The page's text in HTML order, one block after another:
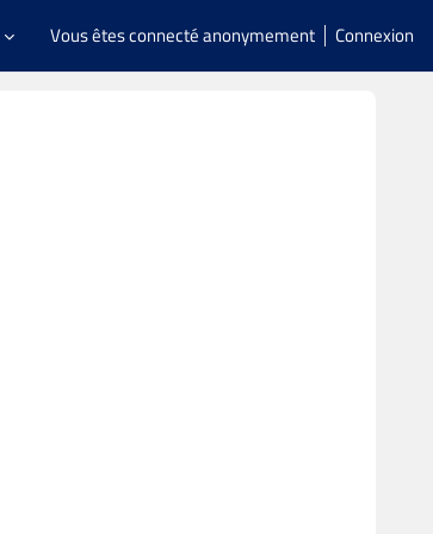
Vous êtes connecté anonymement Connexion